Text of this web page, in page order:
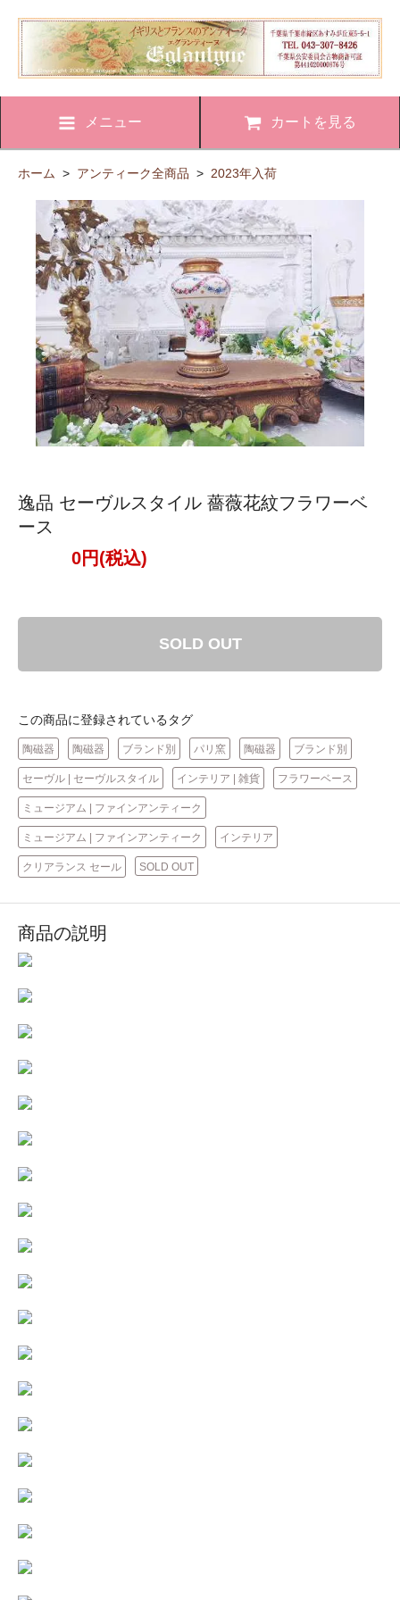
メニュー カートを見る
ホーム > アンティーク全商品 > 2023年入荷
逸品 セーヴルスタイル 薔薇花紋フラワーベ
ース
0円(税込)
SOLD OUT
この商品に登録されているタグ
陶磁器 陶磁器 ブランド別 パリ窯 陶磁器 ブランド別
セーヴル | セーヴルスタイル インテリア | 雑貨 フラワーベース
ミュージアム | ファインアンティーク
ミュージアム | ファインアンティーク インテリア
クリアランス セール SOLD OUT
商品の説明